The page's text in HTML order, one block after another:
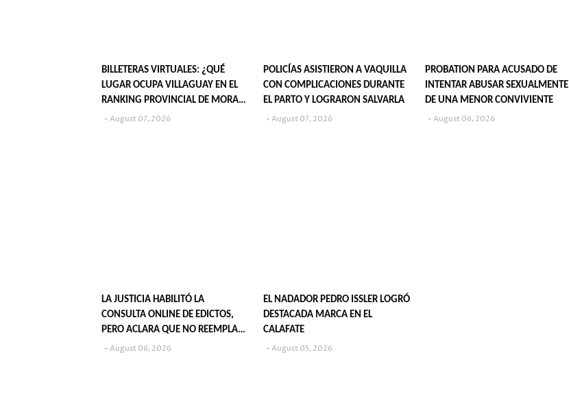
BILLETERAS VIRTUALES: ¿QUÉ
LUGAR OCUPA VILLAGUAY EN EL
RANKING PROVINCIAL DE MORA
JUVENIL?
August 07, 2026
POLICÍAS ASISTIERON A VAQUILLA
CON COMPLICACIONES DURANTE
EL PARTO Y LOGRARON SALVARLA
August 07, 2026
PROBATION PARA ACUSADO DE
INTENTAR ABUSAR SEXUALMENTE
DE UNA MENOR CONVIVIENTE
August 06, 2026
LA JUSTICIA HABILITÓ LA
CONSULTA ONLINE DE EDICTOS,
PERO ACLARA QUE NO REEMPLAZA
SU PUBLICACIÓN EN DIARIOS
August 06, 2026
EL NADADOR PEDRO ISSLER LOGRÓ
DESTACADA MARCA EN EL
CALAFATE
August 05, 2026